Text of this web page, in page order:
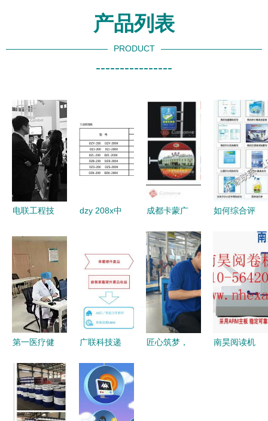
产品列表
PRODUCT
----------------
电联工程技
市场全覆盖
的技术服务
网络
dzy 208x中
产厂家信息
——上海上
继科技
成都卡蒙广
术服务与立
体视觉研发
专家
如何综合评
格、厂家、
图片与技术
服务的全方
位考量
第一医疗健
中医适宜技
术精品课程
正式上线，
广联科技递
技术服务主
业凸显，行
业高度分散
匠心筑梦，
南昊阅读机